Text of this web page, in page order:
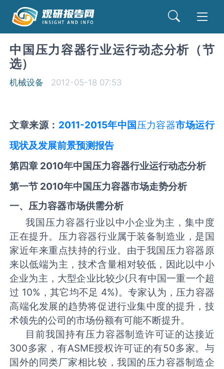
中国压力容器行业运行动态分析（节
选）
机械设备 2012-05-18 07:53
文章来源： 2011-2015年中国压力容器市场运行
现状及发展前景预测报告
第四章 2010年中国压力容器行业运行动态分析
第一节 2010年中国压力容器市场走势分析
一、压力容器市场供需分析
我国压力容器行业以中小企业为主，集中度
正在提升。压力容器行业属于装备制造业，是国
家近年来重点扶持的行业。由于我国压力容器原
来以低端为主，技术含量相对较低，因此以中小
企业为主，大型企业比较少(只有中国一重一个超
过 10% ，其它均不足 4%)。专家认为，压力容器
高端化发展的趋势将促进行业集中度的提升，技
术领先的公司的市场份额有可能不断提升。
目前我国持有压力容器制造许可证的达接近
300多家，有ASME授权许可证的有50多家。与
国外的同类厂家相比较，我国的压力容器制造企